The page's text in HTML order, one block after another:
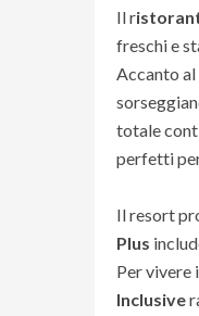
Il r
freschi e
Accanto
totale
perfetti
Il resort
Plus
Per vivere
Inclusive